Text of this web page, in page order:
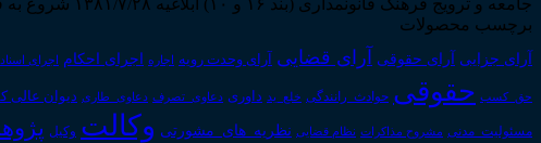
جامعه و ترویج فرهنگ قانونمداری (بند ۱۶ و ۱۰) ابلاغیه ۱۳۸۱/۷/۲۸ شروع به فعالیت نمود...
برچسب محصولات
آرای جزایی آرای حقوقی آرای قضایی آرای وحدت رویه اجاره اجرای احکام اجرای اسناد
حق_کسب حقوقی حوادث_رانندگی خلع_ید داوری دعاوی_تصرف دعاوی_طاری دیوان عالی
مسئولیت_مدنی مشروح مذاکرات نظام قضایی نظریه_های_مشورتی وکالت وکیل